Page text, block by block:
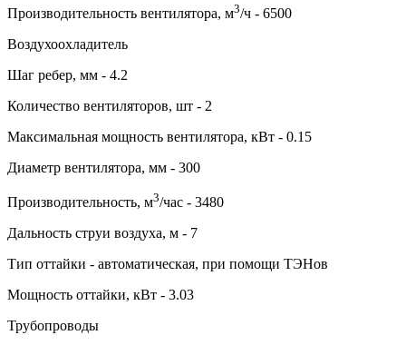
Производительность вентилятора, м3/ч - 6500
Воздухоохладитель
Шаг ребер, мм - 4.2
Количество вентиляторов, шт - 2
Максимальная мощность вентилятора, кВт - 0.15
Диаметр вентилятора, мм - 300
Производительность, м3/час - 3480
Дальность струи воздуха, м - 7
Тип оттайки - автоматическая, при помощи ТЭНов
Мощность оттайки, кВт - 3.03
Трубопроводы